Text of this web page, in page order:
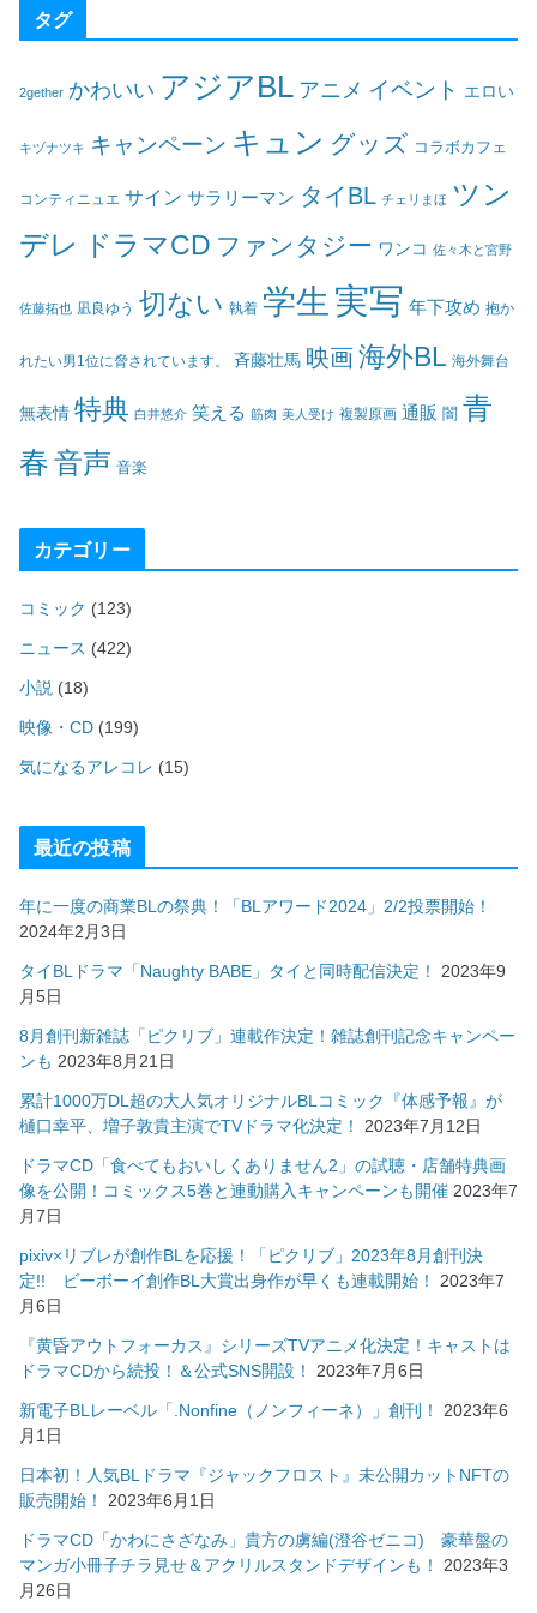
タグ
2gether かわいい アジアBL アニメ イベント エロい
キヅナツキ キャンペーン キュン グッズ コラボカフェ
コンティニュエ サイン サラリーマン タイBL チェリまほ ツン
デレ ドラマCD ファンタジー ワンコ 佐々木と宮野
佐藤拓也 凪良ゆう 切ない 執着 学生 実写 年下攻め 抱か
れたい男1位に脅されています。 斉藤壮馬 映画海外BL 海外舞台
無表情 特典 白井悠介 笑える 筋肉 美人受け 複製原画 通販 闇 青
春音声 音楽
カテゴリー
コミック (123)
ニュース (422)
小説 (18)
映像・CD (199)
気になるアレコレ (15)
最近の投稿
年に一度の商業BLの祭典！「BLアワード2024」2/2投票開始！
2024年2月3日
タイBLドラマ「Naughty BABE」タイと同時配信決定！
2023年9
月5日
8月創刊新雑誌「ピクリブ」連載作決定！雑誌創刊記念キャンペー
ンも 2023年8月21日
累計1000万DL超の大人気オリジナルBLコミック『体感予報』が
樋口幸平、増子敦貴主演でTVドラマ化決定！
2023年7月12日
ドラマCD「食べてもおいしくありません2」の試聴・店舗特典画
像を公開！コミックス5巻と連動購入キャンペーンも開催 2023年7
月7日
pixiv×リブレが創作BLを応援！「ピクリブ」2023年8月創刊決
定!! ビーボーイ創作BL大賞出身作が早くも連載開始！
2023年7
月6日
『黄昏アウトフォーカス』シリーズTVアニメ化決定！キャストは
ドラマCDから続投！＆公式SNS開設！
2023年7月6日
新電子BLレーベル「.Nonfine（ノンフィーネ）」創刊！
2023年6
月1日
日本初！人気BLドラマ『ジャックフロスト』未公開カットNFTの
販売開始！
2023年6月1日
ドラマCD「かわにさざなみ」貴方の虜編(澄谷ゼニコ) 豪華盤の
マンガ小冊子チラ見せ＆アクリルスタンドデザインも！
2023年3
月26日